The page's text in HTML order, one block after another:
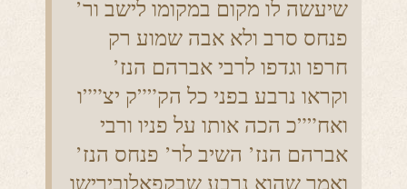
שיעשה לו מקום במקומו לישב ור’
פנחס סרב ולא אבה שמוע רק
חרפו וגדפו לרבי אברהם הנז’
וקראו נרבע בפני כל הק””ק יצ””ו
ואח””כ הכה אותו על פניו ורבי
אברהם הנז’ השיב לר’ פנחס הנז’
ואמר שהוא נרבע שבקפאלובירישו